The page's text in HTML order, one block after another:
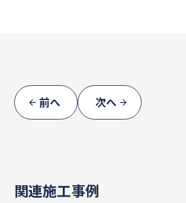
美観を長期間維持できるのが特長で
また、落ち着いた質感の中にも上
り、周囲の景観とも自然に調和す
住まい全体がすっきりとした印象に
前へ 次へ
関連施工事例